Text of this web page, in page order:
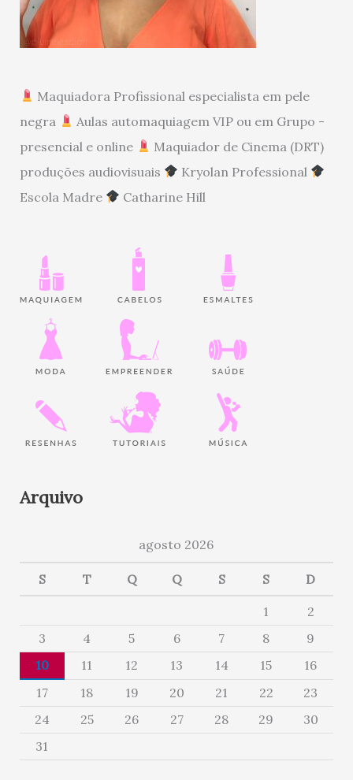
Maquiadora Profissional especialista em pele
negra
Aulas automaquiagem VIP ou em Grupo -
presencial e online
Maquiador de Cinema (DRT)
produções audiovisuais
Kryolan Professional
Escola Madre
Catharine Hill
Arquivo
agosto 2026
S T Q Q S S D
1
2
3
4 5 6 7 8
9
10
11 12 13 14 15
16
17
18 19 20 21 22
23
24
25 26 27 28 29
30
31